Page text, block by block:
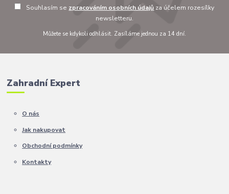
Souhlasím se zpracováním osobních údajů za účelem rozesílky
newsletteru.
Můžete se kdykoli odhlásit. Zasíláme jednou za 14 dní.
Zahradní Expert
O nás
Jak nakupovat
Obchodní podmínky
Kontakty